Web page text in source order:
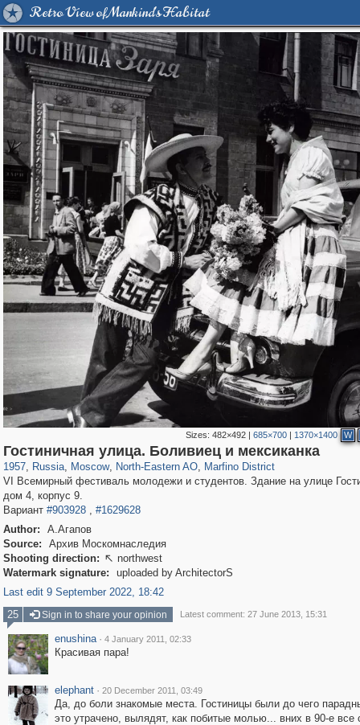
Retro View of Mankind's Habitat
Sizes: 482×492| 685×700| 1370×1400 W
Гостиничная улица. Боливиец и мексиканка
1957, Russia
1,406,275 29,243
, Moscow
319,780 8,286
, North-Eastern AO
24,488 250
, Marfino District
250 9
VI Всемирный фестиваль молодежи и студентов. Здание на улице
дом 4, корпус 9.
Вариант #903928, #1629628
Author:
А.Агапов
Source:
Архив Москомнаследия
Shooting direction:  northwest
Watermark signature:
uploaded by ArchitectorS
Last edit 9 September 2022, 18:42
25
Sign in to share your opinion Latest comment: 27 June 2013, 15:31
enushina · 4 January 2011, 02:33
Красивая пара!
elephant · 20 December 2011, 03:49
Да, до боли знакомые места. Гостиницы были до чего
это утрачено, вылядят, как побитые молью... вних в 90-е все